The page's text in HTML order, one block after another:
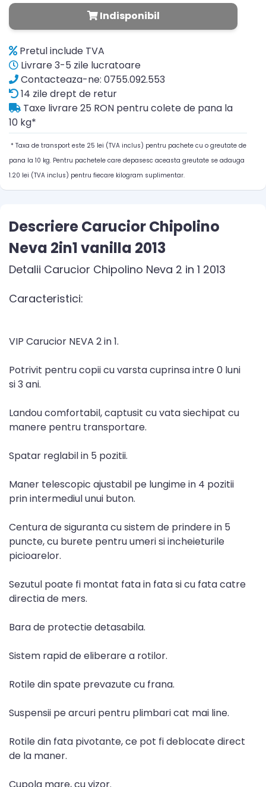
Indisponibil
Pretul include TVA
Livrare 3-5 zile lucratoare
Contacteaza-ne: 0755.092.553
14 zile drept de retur
Taxe livrare 25 RON pentru colete de pana la
10 kg*
* Taxa de transport este 25 lei (TVA inclus) pentru pachete cu o greutate de
pana la 10 kg. Pentru pachetele care depasesc aceasta greutate se adauga
1.20 lei (TVA inclus) pentru fiecare kilogram suplimentar.
Descriere Carucior Chipolino
Neva 2in1 vanilla 2013
Detalii Carucior Chipolino Neva 2 in 1 2013
Caracteristici:
VIP Carucior NEVA 2 in 1.
Potrivit pentru copii cu varsta cuprinsa intre 0 luni
si 3 ani.
Landou comfortabil, captusit cu vata siechipat cu
manere pentru transportare.
Spatar reglabil in 5 pozitii.
Maner telescopic ajustabil pe lungime in 4 pozitii
prin intermediul unui buton.
Centura de siguranta cu sistem de prindere in 5
puncte, cu burete pentru umeri si incheieturile
picioarelor.
Sezutul poate fi montat fata in fata si cu fata catre
directia de mers.
Bara de protectie detasabila.
Sistem rapid de eliberare a rotilor.
Rotile din spate prevazute cu frana.
Suspensii pe arcuri pentru plimbari cat mai line.
Rotile din fata pivotante, ce pot fi deblocate direct
de la maner.